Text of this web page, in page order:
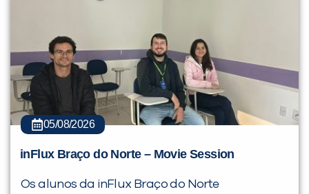
05/08/2026
inFlux Braço do Norte – Movie Session
Os alunos da inFlux Braço do Norte